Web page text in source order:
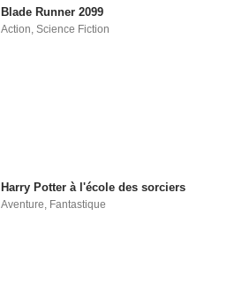
Blade Runner 2099
Action,Science Fiction
Harry Potter à l'école des sorciers
Aventure, Fantastique